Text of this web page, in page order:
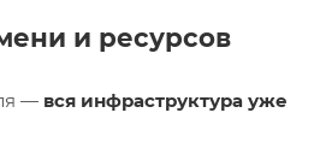
и ресурсов
— вся инфраструктура уже